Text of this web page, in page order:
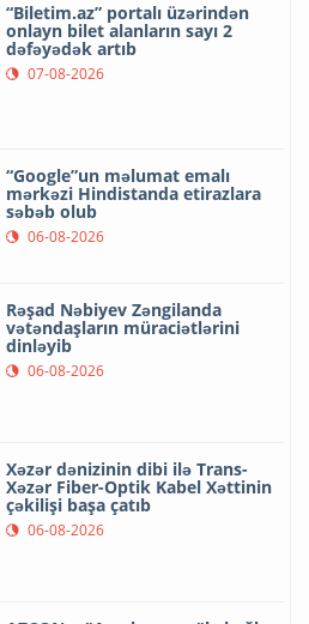
“Biletim.az” portalı üzərindən
onlayn bilet alanların sayı 2
dəfəyədək artıb
07-08-2026
“Google”un məlumat emalı
mərkəzi Hindistanda etirazlara
səbəb olub
06-08-2026
Rəşad Nəbiyev Zəngilanda
vətəndaşların müraciətlərini
dinləyib
06-08-2026
Xəzər dənizinin dibi ilə Trans-
Xəzər Fiber-Optik Kabel Xəttinin
çəkilişi başa çatıb
06-08-2026